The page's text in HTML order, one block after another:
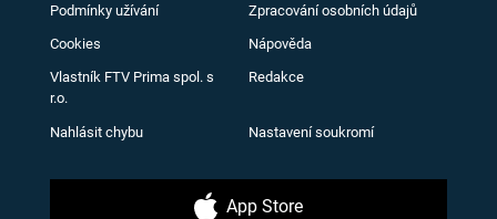
Podmínky užívání Zpracování osobních údajů
Cookies Nápověda
Vlastník FTV Prima spol. s
r.o.
Redakce
Nahlásit chybu Nastavení soukromí
App Store